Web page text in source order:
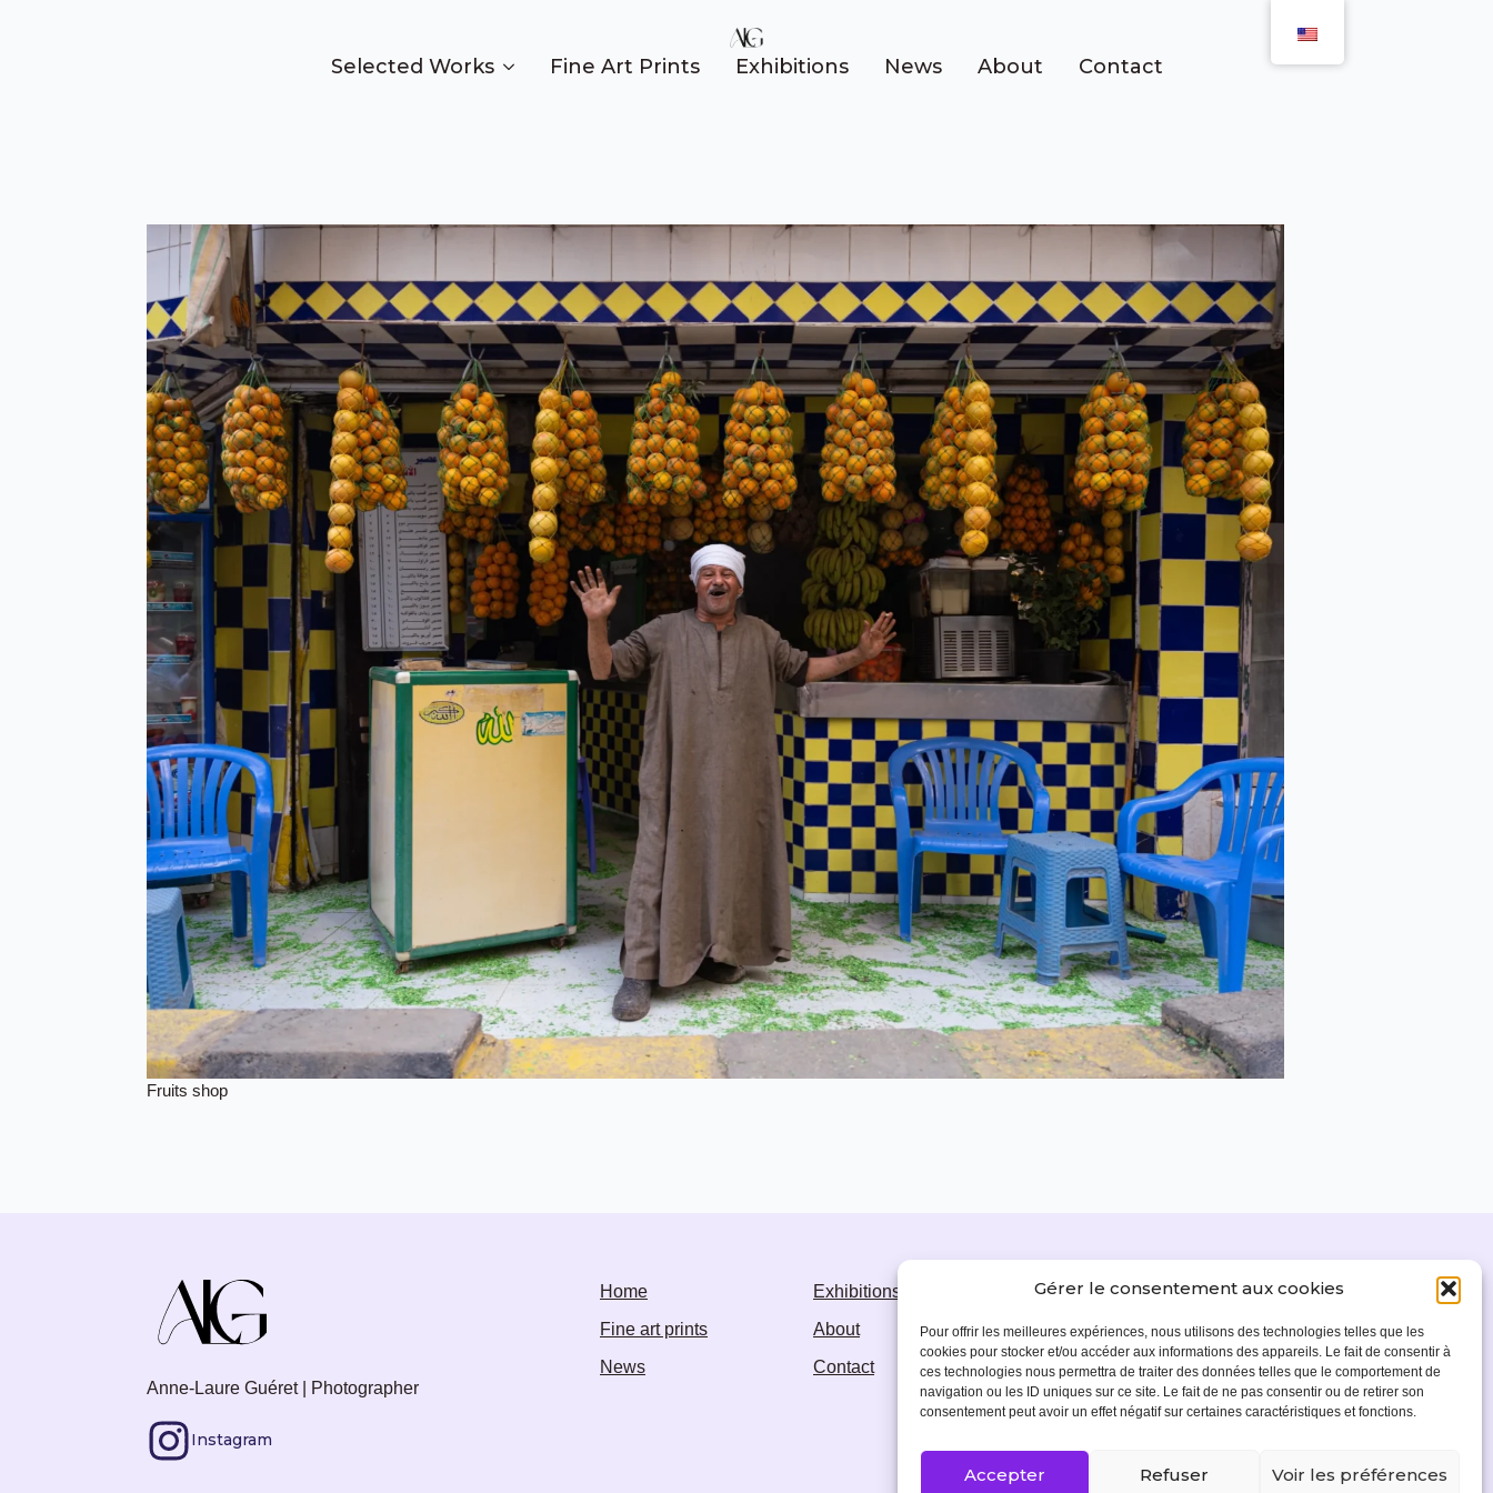
Gérer le consentement aux cookies
Pour offrir les meilleures expériences, nous utilisons des technologies telles que les
cookies pour stocker et/ou accéder aux informations des appareils. Le fait de consentir à
ces technologies nous permettra de traiter des données telles que le comportement de
navigation ou les ID uniques sur ce site. Le fait de ne pas consentir ou de retirer son
consentement peut avoir un effet négatif sur certaines caractéristiques et fonctions.
Accepter Refuser Voir les préférences
Selected Works Fine Art Prints Exhibitions News About Contact
Fruits shop
Anne-Laure Guéret | Photographer
Instagram
Home
Fine art prints
News
Exhibitions
About
Contact
Legal notice
Cookies policy (EU)